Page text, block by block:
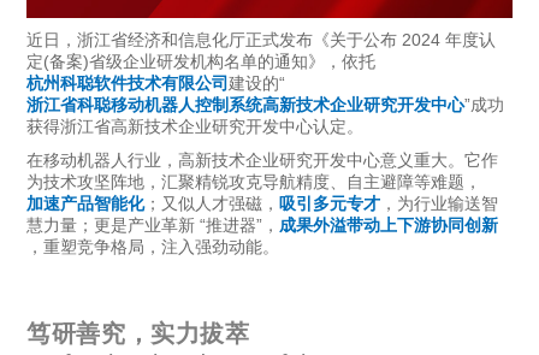
近日，浙江省经济和信息化厅正式发布《关于公布 2024 年度认
定(备案)省级企业研发机构名单的通知》，依托
杭州科聪软件技术有限公司建设的“
浙江省科聪移动机器人控制系统高新技术企业研究开发中心”成功
获得浙江省高新技术企业研究开发中心认定。
在移动机器人行业，高新技术企业研究开发中心意义重大。它作
为技术攻坚阵地，汇聚精锐攻克导航精度、自主避障等难题，
加速产品智能化；又似人才强磁，吸引多元专才 ，为行业输送智
慧力量；更是产业革新 “推进器”，成果外溢带动上下游协同创新
，重塑竞争格局，注入强劲动能。
笃研善究，实力拔萃